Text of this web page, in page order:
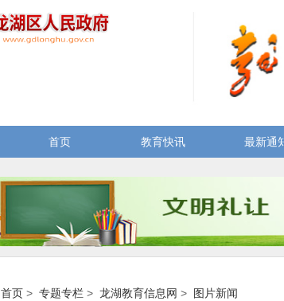
首页 教育快讯 最新通
首页 > 专题专栏 > 龙湖教育信息网 > 图片新闻